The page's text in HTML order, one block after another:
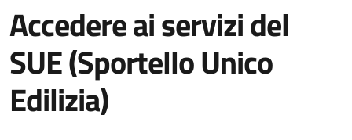
Accedere ai servizi del
SUE (Sportello Unico
Edilizia)